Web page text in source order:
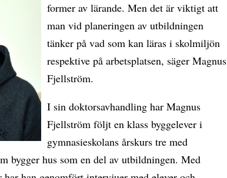
former av lärande. Men det är viktigt att
man vid planeringen av utbildningen
tänker på vad som kan läras i skolmiljön
respektive på arbetsplatsen, säger Magnus
Fjellström.
I sin doktorsavhandling har Magnus
Fjellström följt en klass byggelever i
gymnasieskolans årskurs tre med
bygger hus som en del av utbildningen. Med